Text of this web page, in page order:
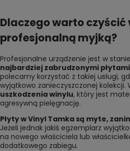
Dlaczego warto czyścić
profesjonalną myjką?
Profesjonalne urządzenie jest w
najbardziej zabrudzonymi
polecamy korzystać z takiej usługi,
wyjątkowo zanieczyszczonej
uszkodzenia winylu, który jest
agresywną pielęgnację.
Płyty w Vinyl Tamka są myte,
Jeżeli jednak jakiś egzemplarz
na nowego właściciela lub
dodatkowego zabiegu.